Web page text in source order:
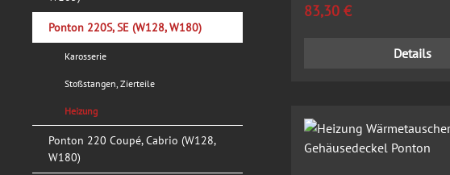
Ponton 220S, SE (W128, W180)
Karosserie
Stoßstangen, Zierteile
Heizung
Ponton 220 Coupé, Cabrio (W128,
W180)
Regulärer Preis:
83,30 €
Details